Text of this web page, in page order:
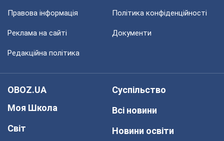
Правова інформація Політика конфіденційності
Реклама на сайті Документи
Редакційна політика
OBOZ.UA
Моя Школа
Світ
Суспільство
Всі новини
Новини освіти